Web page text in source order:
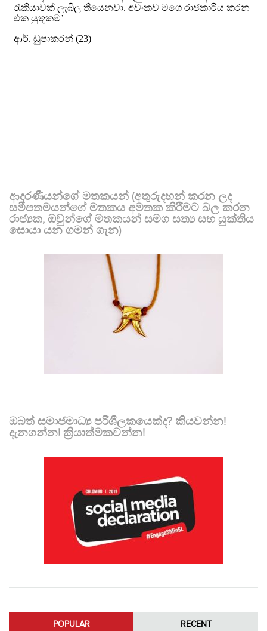
ආදරණීයන්ගේ මතකයන් (අතුරුදහන් කරන ලද
සමීපතමයන්ගේ මතකය අමතක කිරීමට බල කරන
රාජ්‍යක, ඔවුන්ගේ මතකයන් සමග සත්‍ය සහ යුක්තිය
සොයා යන ගමන් ගැන)
ඔබත් සමාජමාධ්‍ය පරිශීලකයෙක්ද? කියවන්න!
දැනගන්න! ක්‍රියාත්මකවන්න!
POPULAR RECENT